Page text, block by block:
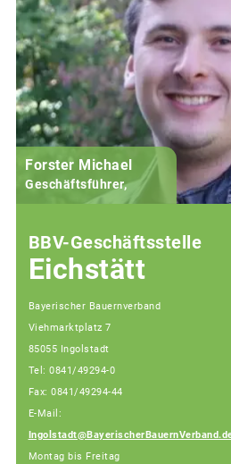
Forster Michael
Geschäftsführer,
BBV-Geschäftsstelle
Eichstätt
Bayerischer Bauernverband
Viehmarktplatz 7
85055 Ingolstadt
Tel: 0841/49294-0
Fax: 0841/49294-44
E-Mail:
Montag bis Freitag